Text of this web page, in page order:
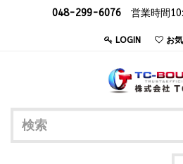
048-299-6076 営業時間
LOGIN お